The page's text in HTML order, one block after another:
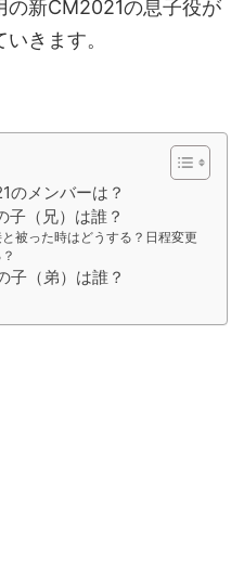
の新CM2021の息子役が
きます。
のメンバーは？
子（兄）は誰？
被った時はどうする？日程変更
子（弟）は誰？